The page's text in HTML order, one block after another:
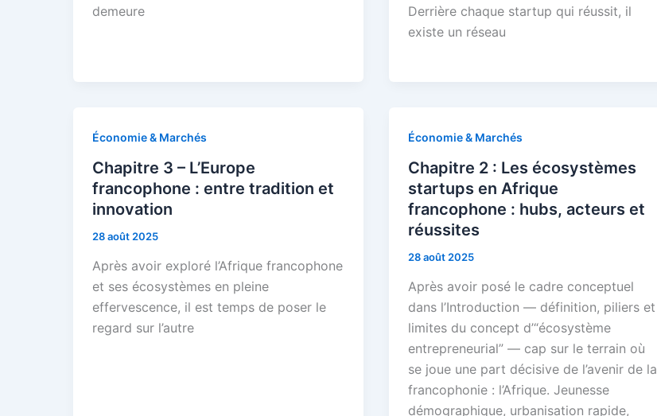
demeure
Derrière chaque startup qui réussit, il
existe un réseau
Économie & Marchés
Chapitre 3 – L’Europe
francophone : entre tradition et
innovation
28 août 2025
Après avoir exploré l’Afrique francophone
et ses écosystèmes en pleine
effervescence, il est temps de poser le
regard sur l’autre
Économie & Marchés
Chapitre 2 : Les écosystèmes
startups en Afrique
francophone : hubs, acteurs et
réussites
28 août 2025
Après avoir posé le cadre conceptuel
dans l’Introduction — définition, piliers et
limites du concept d’“écosystème
entrepreneurial” — cap sur le terrain où
se joue une part décisive de l’avenir de la
francophonie : l’Afrique. Jeunesse
démographique, urbanisation rapide,